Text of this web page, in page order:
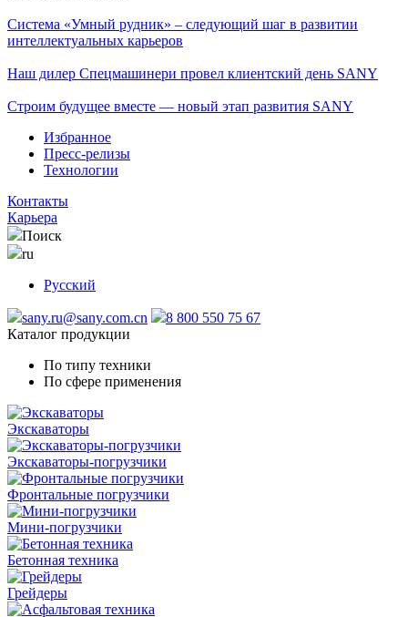
Система «Умный рудник» – следующий шаг в развитии
интеллектуальных карьеров
Наш дилер Спецмашинери провел клиентский день SANY
Строим будущее вместе — новый этап развития SANY
Избранное
Пресс-релизы
Технологии
Контакты
Карьера
Поиск
ru
Русский
sany.ru@sany.com.cn
8 800 550 75 67
Каталог продукции
По типу техники
По сфере применения
Экскаваторы
Экскаваторы-погрузчики
Фронтальные погрузчики
Мини-погрузчики
Бетонная техника
Грейдеры